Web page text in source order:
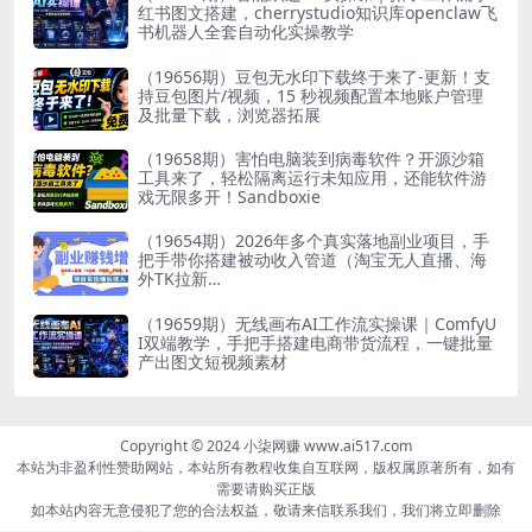
红书图文搭建，cherrystudio知识库openclaw飞
书机器人全套自动化实操教学
（19656期）豆包无水印下载终于来了-更新！支
持豆包图片/视频，15 秒视频配置本地账户管理
及批量下载，浏览器拓展
（19658期）害怕电脑装到病毒软件？开源沙箱
工具来了，轻松隔离运行未知应用，还能软件游
戏无限多开！Sandboxie
（19654期）2026年多个真实落地副业项目，手
把手带你搭建被动收入管道（淘宝无人直播、海
外TK拉新…
（19659期）无线画布AI工作流实操课｜ComfyU
I双端教学，手把手搭建电商带货流程，一键批量
产出图文短视频素材
Copyright © 2024 小柒网赚 www.ai517.com
本站为非盈利性赞助网站，本站所有教程收集自互联网，版权属原著所有，如有
需要请购买正版
如本站内容无意侵犯了您的合法权益，敬请来信联系我们，我们将立即删除